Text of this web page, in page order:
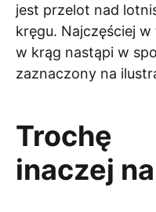
jest przelot nad
kręgu. Najczęściej w
w krąg nastąpi w
zaznaczony na
Trochę
inaczej